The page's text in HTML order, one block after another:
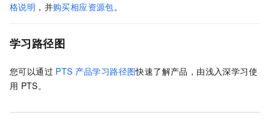
格说明 ，并购买相应资源包。
学习路径图
您可以通过 PTS 产品学习路径图快速了解产品，由浅入深学习使
用 PTS。